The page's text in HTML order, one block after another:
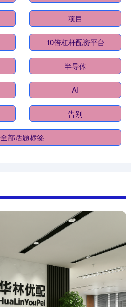
项目
10倍杠杆配资平台
半导体
AI
告别
全部话题标签